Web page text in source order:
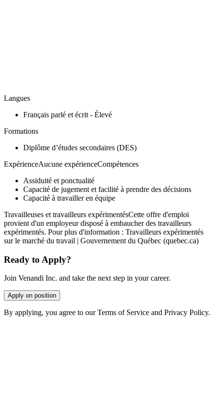
Langues
Français parlé et écrit - Élevé
Formations
Diplôme d’études secondaires (DES)
ExpérienceAucune expérienceCompétences
Assiduité et ponctualité
Capacité de jugement et facilité à prendre des décisions
Capacité à travailler en équipe
Travailleuses et travailleurs expérimentésCette offre d'emploi
provient d'un employeur disposé à embaucher des travailleurs
expérimentés. Pour plus d'information : Travailleurs expérimentés
sur le marché du travail | Gouvernement du Québec (quebec.ca)
Ready to Apply?
Join Venandi Inc. and take the next step in your career.
Apply on position
By applying, you agree to our Terms of Service and Privacy Policy.